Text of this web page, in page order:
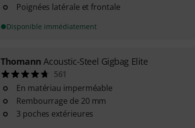
Poignées latérale et frontale
Disponible immédiatement
Thomann Acoustic-Steel Gigbag Elite
561
En matériau imperméable
Rembourrage de 20 mm
3 poches extérieures